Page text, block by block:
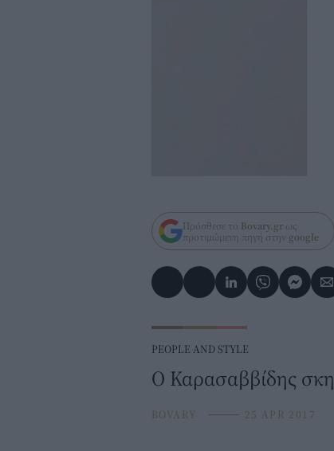
Πρόσθεσε το Bovary.gr ως
προτιμώμενη πηγή στην google
PEOPLE AND STYLE
Ο Καρασαββίδης
BOVARY ⸻ 25 APR 2017